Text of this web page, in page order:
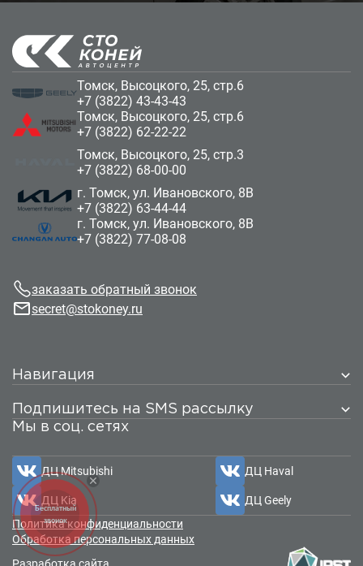
Томск, Высоцкого, 25, стр.6
+7 (3822) 43-43-43
Томск, Высоцкого, 25, стр.6
+7 (3822) 62-22-22
Томск, Высоцкого, 25, стр.3
+7 (3822) 68-00-00
г. Томск, ул. Ивановского, 8В
+7 (3822) 63-44-44
г. Томск, ул. Ивановского, 8В
+7 (3822) 77-08-08
заказать обратный звонок
secret@stokoney.ru
Навигация
Новые
С пробегом
Сервис
Кузовной ремонт
Запчасти
Финансовые услуги
Автострахование
Автокредитование
Подпишитесь на SMS рассылку
Подписаться
Мы в соц. сетях
ДЦ Mitsubishi ДЦ Haval
ДЦ Kia
ДЦ Geely
Политика конфиденциальности
Обработка персональных данных
Бесплатный
звонок